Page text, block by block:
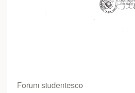
Forum studentesco